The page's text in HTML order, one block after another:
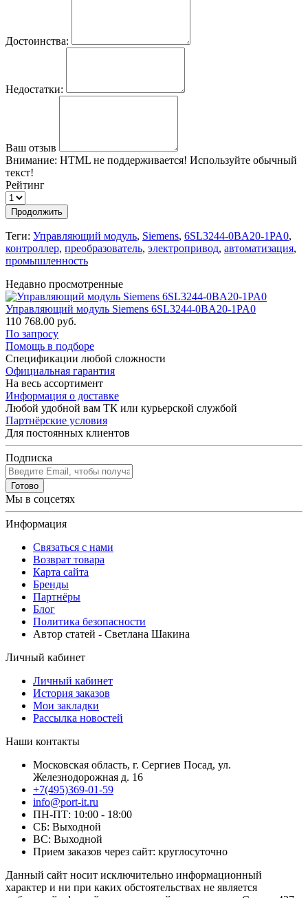
Достоинства:
Недостатки:
Ваш отзыв
Внимание: HTML не поддерживается! Используйте обычный
текст!
Рейтинг
Продолжить
Теги: Управляющий модуль, Siemens, 6SL3244-0BA20-1PA0,
контроллер, преобразователь, электропривод, автоматизация,
промышленность
Недавно просмотренные
Управляющий модуль Siemens 6SL3244-0BA20-1PA0
110 768.00 руб.
По запросу
Помощь в подборе
Спецификации любой сложности
Официальная гарантия
На весь ассортимент
Информация о доставке
Любой удобной вам ТК или курьерской службой
Партнёрские условия
Для постоянных клиентов
Подписка
Готово
Мы в соцсетях
Информация
Связаться с нами
Возврат товара
Карта сайта
Бренды
Партнёры
Блог
Политика безопасности
Автор статей - Светлана Шакина
Личный кабинет
Личный кабинет
История заказов
Мои закладки
Рассылка новостей
Наши контакты
Московская область, г. Сергиев Посад, ул.
Железнодорожная д. 16
+7(495)369-01-59
info@port-it.ru
ПН-ПТ: 10:00 - 18:00
СБ: Выходной
ВС: Выходной
Прием заказов через сайт: круглосуточно
Данный сайт носит исключительно информационный
характер и ни при каких обстоятельствах не является